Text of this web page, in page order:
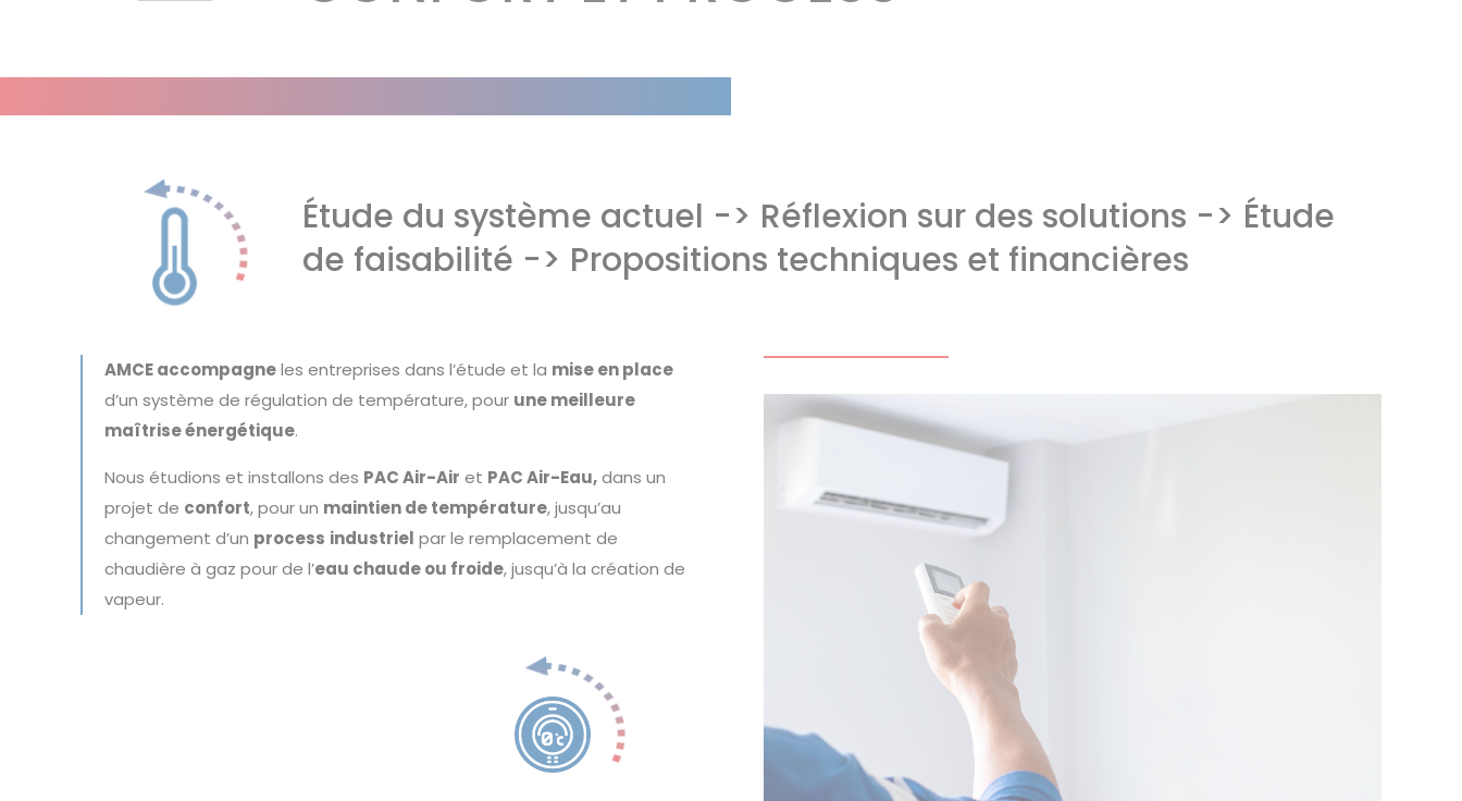
Étude du système actuel -> Réflexion sur des solutions -> Étude
de faisabilité -> Propositions techniques et financières
AMCE accompagneles entreprises dans l’étude et la mise en place
d’un système de régulation de température, pour une meilleure
maîtrise énergétique.
Nous étudions et installons des PAC Air-Air et PAC Air-Eau,dans un
projet de confort, pour un maintien de température, jusqu’au
changement d’un process industriel par le remplacement de
chaudière à gaz pour de l’eau chaude ou froide, jusqu’à la création de
vapeur.